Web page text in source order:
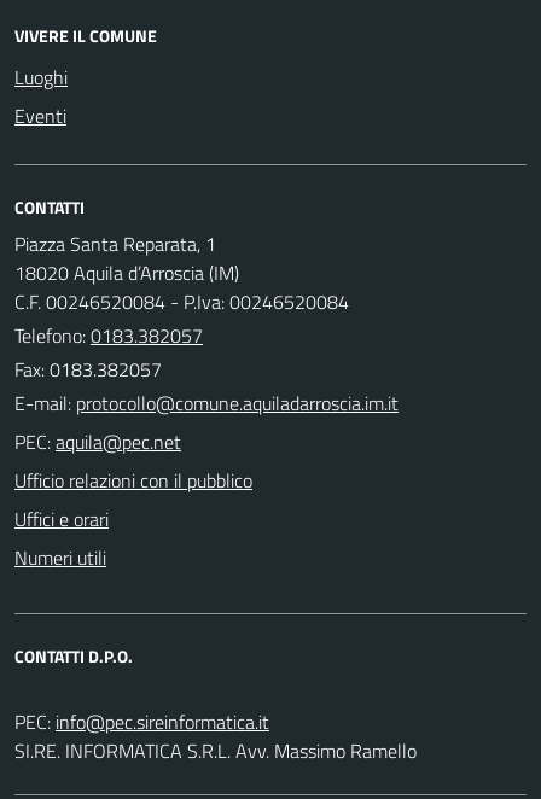
VIVERE IL COMUNE
Luoghi
Eventi
CONTATTI
Piazza Santa Reparata, 1
18020 Aquila d’Arroscia (IM)
C.F. 00246520084 - P.Iva: 00246520084
Telefono:0183.382057
Fax: 0183.382057
E-mail:
PEC:
Ufficio relazioni con il pubblico
Uffici e orari
Numeri utili
CONTATTI D.P.O.
PEC:
SI.RE. INFORMATICA S.R.L. Avv. Massimo Ramello